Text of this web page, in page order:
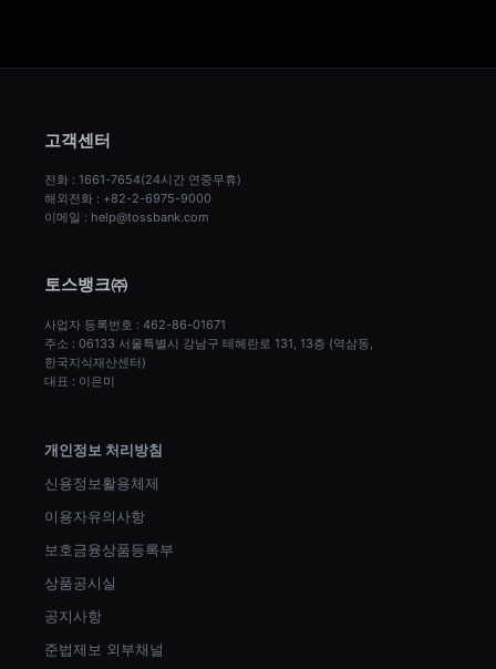
고객센터
전화 : 1661-7654(24시간 연중무휴)
해외전화 : +82-2-6975-9000
이메일 : help@tossbank.com
토스뱅크㈜
사업자 등록번호 : 462-86-01671
주소 : 06133 서울특별시 강남구 테헤란로 131, 13층 (역삼동,
한국지식재산센터)
대표 : 이은미
개인정보 처리방침
신용정보활용체제
이용자유의사항
보호금융상품등록부
상품공시실
공지사항
준법제보 외부채널